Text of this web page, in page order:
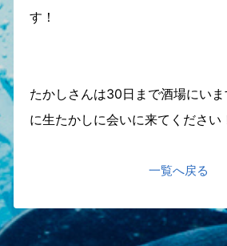
す！
たかしさんは30日まで酒場にい
に生たかしに会いに来てください
一覧へ戻る